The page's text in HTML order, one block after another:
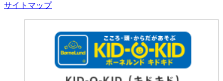
サイトマップ